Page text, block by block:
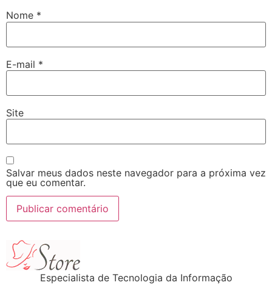
Nome *
E-mail *
Site
Salvar meus dados neste navegador para a próxima vez
que eu comentar.
Especialista de Tecnologia da Informação